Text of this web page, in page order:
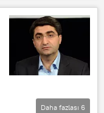
Daha fazlası 6